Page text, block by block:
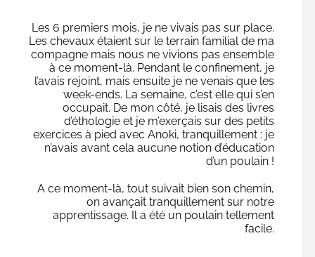
Les 6 premiers mois, je ne vivais pas sur place.
Les chevaux étaient sur le terrain familial de ma
compagne mais nous ne vivions pas ensemble
à ce moment-là. Pendant le confinement, je
l’avais rejoint, mais ensuite je ne venais que les
week-ends. La semaine, c’est elle qui s’en
occupait. De mon côté, je lisais des livres
d’éthologie et je m’exerçais sur des petits
exercices à pied avec Anoki, tranquillement : je
n’avais avant cela aucune notion d’éducation
d’un poulain !
A ce moment-là, tout suivait bien son chemin,
on avançait tranquillement sur notre
apprentissage. Il a été un poulain tellement
facile.